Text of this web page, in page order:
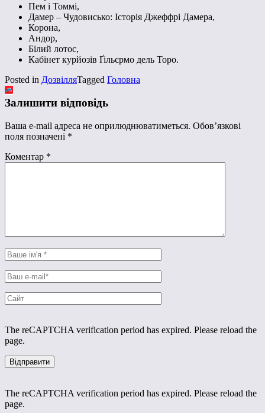
Пем і Томмі,
Дамер – Чудовисько: Історія Джеффрі Дамера,
Корона,
Андор,
Білий лотос,
Кабінет курйозів Ґільєрмо дель Торо.
Posted in ДозвілляTagged Головна
Залишити відповідь
Ваша e-mail адреса не оприлюднюватиметься. Обов’язкові
поля позначені *
Коментар *
The reCAPTCHA verification period has expired. Please reload the
page.
The reCAPTCHA verification period has expired. Please reload the
page.